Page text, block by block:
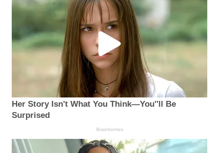
Her Story Isn't What You Think—You''ll Be
Surprised
Brainberries